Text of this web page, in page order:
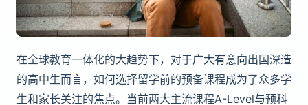
在全球教育一体化的大趋势下，对于广大有意向出国深造
的高中生而言，如何选择留学前的预备课程成为了众多学
生和家长关注的焦点。当前两大主流课程A-Level与预科